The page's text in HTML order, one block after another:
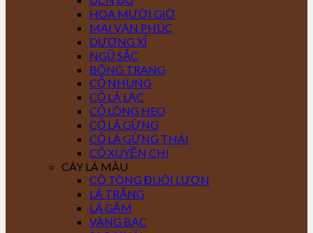
HOA MƯỜI GIỜ
MAI VẠN PHÚC
DƯƠNG XỈ
NGŨ SẮC
BÔNG TRANG
CỎ NHUNG
CỎ LÁ LẠC
CỎ LÔNG HEO
CỎ LÁ GỪNG
CỎ LÁ GỪNG THÁI
CỎ XUYẾN CHI
CÂY LÁ MÀU
CÔ TÒNG ĐUÔI LƯƠN
LÁ TRẮNG
LÁ GẤM
VÀNG BẠC